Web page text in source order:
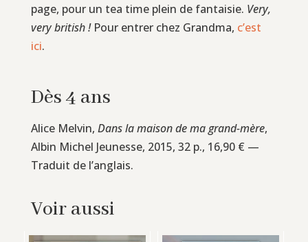
page, pour un tea time plein de fantaisie. Very,
very british !Pour entrer chez Grandma, c’est
ici.
Dès 4 ans
Alice Melvin, Dans la maison de ma grand-mère,
Albin Michel Jeunesse, 2015, 32 p., 16,90 € —
Traduit de l’anglais.
Voir aussi